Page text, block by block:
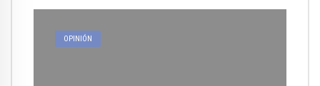
OPINIÓN